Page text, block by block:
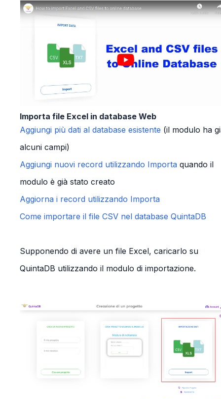
Importa file Excel in database Web
Aggiungi più dati al database esistente (il modulo ha
alcuni campi)
Aggiungi nuovi record utilizzando Importa quando il
modulo è già stato creato
Aggiorna i record utilizzando Importa
Come importare il file CSV nel database QuintaDB
Supponendo di avere un file Excel, caricarlo su
QuintaDB utilizzando il modulo di importazione.